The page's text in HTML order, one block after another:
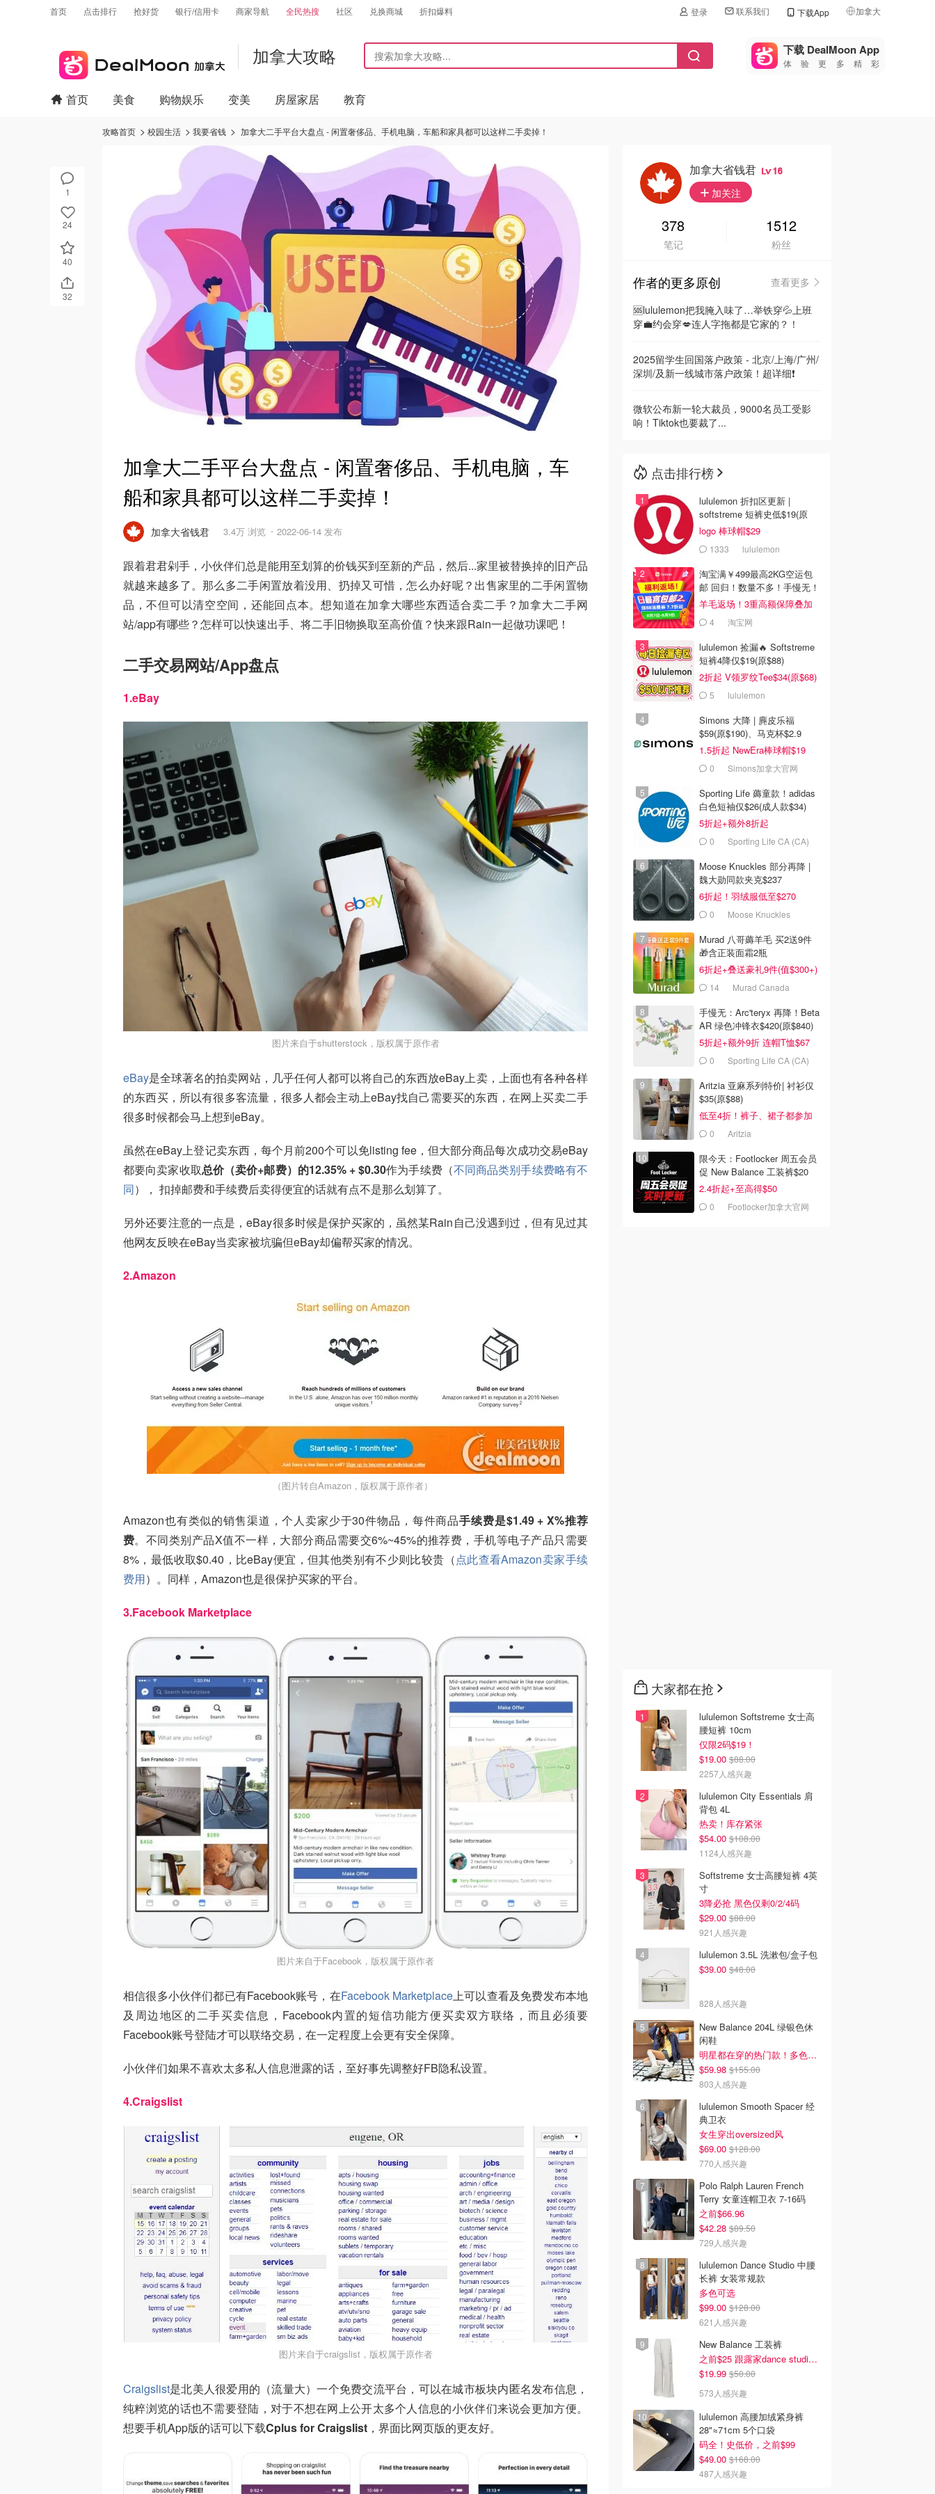
首页 点击排行 抢好货 银行/信用卡 商家导航 全民热搜 社区 兑换商城 折扣爆料 登录 联系我们 下载App 加拿大
🇺🇸
美国
🇨🇳中国
🇩🇪
🇮🇹
🇦🇺
🇳🇿新西兰
加拿大攻略 下载 DealMoon App
体验更多精彩
1
24
40
32
首页 美食 购物娱乐 变美 房屋家居 教育
攻略首页 校园生活 我要省钱 加拿大二手平台大盘点 - 闲置奢侈品、手机电脑，车船和家具都可以这样二手卖掉！
加拿大二手平台大盘点 - 闲置奢侈品、手机电脑，车
船和家具都可以这样二手卖掉！
加拿大省钱君 3.4万 浏览 2022-06-14 发布
跟着君君剁手，小伙伴们总是能用至划算的价钱买到至新的产品，然后...家里被替换掉的旧产品
就越来越多了。那么多二手闲置放着没用、扔掉又可惜，怎么办好呢？出售家里的二手闲置物
品，不但可以清空空间，还能回点本。想知道在加拿大哪些东西适合卖二手？加拿大二手网
站/app有哪些？怎样可以快速出手、将二手旧物换取至高价值？快来跟Rain一起做功课吧！
二手交易网站/App盘点
1.eBay
图片来自于shutterstock，版权属于原作者
eBay是全球著名的拍卖网站，几乎任何人都可以将自己的东西放eBay上卖，上面也有各种各样
的东西买，所以有很多客流量，很多人都会主动上eBay找自己需要买的东西，在网上买卖二手
很多时候都会马上想到eBay。
虽然在eBay上登记卖东西，每个月前200个可以免listing fee，但大部分商品每次成功交易eBay
都要向卖家收取总价（卖价+邮费）的12.35% + $0.30作为手续费（不同商品类别手续费略有不
同）， 扣掉邮费和手续费后卖得便宜的话就有点不是那么划算了。
另外还要注意的一点是，eBay很多时候是保护买家的，虽然某Rain自己没遇到过，但有见过其
他网友反映在eBay当卖家被坑骗但eBay却偏帮买家的情况。
2.Amazon
（图片转自Amazon，版权属于原作者）
Amazon也有类似的销售渠道，个人卖家少于30件物品，每件商品手续费是$1.49 + X%推荐
费。不同类别产品X值不一样，大部分商品需要交6%~45%的推荐费，手机等电子产品只需要
8%，最低收取$0.40，比eBay便宜，但其他类别有不少则比较贵（点此查看Amazon卖家手续
费用）。同样，Amazon也是很保护买家的平台。
3.Facebook Marketplace
图片来自于Facebook，版权属于原作者
相信很多小伙伴们都已有Facebook账号，在Facebook Marketplace上可以查看及免费发布本地
及周边地区的二手买卖信息，Facebook内置的短信功能方便买卖双方联络，而且必须要
Facebook账号登陆才可以联络交易，在一定程度上会更有安全保障。
小伙伴们如果不喜欢太多私人信息泄露的话，至好事先调整好FB隐私设置。
4.Craigslist
图片来自于craigslist，版权属于原作者
Craigslist是北美人很爱用的（流量大）一个免费交流平台，可以在城市板块内匿名发布信息，
纯粹浏览的话也不需要登陆，对于不想在网上公开太多个人信息的小伙伴们来说会更加方便。
想要手机App版的话可以下载Cplus for Craigslist ，界面比网页版的更友好。
加拿大省钱君 16
加关注
378
笔记
1512
粉丝
作者的更多原创
查看更多
🆘lululemon把我腌入味了…举铁穿💦上班
穿💼约会穿💋连人字拖都是它家的？！
2025留学生回国落户政策 - 北京/上海/广州/
深圳/及新一线城市落户政策！超详细❗
微软公布新一轮大裁员，9000名员工受影
响！Tiktok也要裁了...
点击排行榜
lululemon 折扣区更新 |
softstreme 短裤史低$19(原
$88)
logo 棒球帽$29
1333 lululemon
淘宝满￥499最高2KG空运包
邮 回归！数量不多！手慢无！
羊毛返场！3重高额保障叠加
4 淘宝网
lululemon 捡漏🔥 Softstreme
短裤4降仅$19(原$88)
2折起 V领罗纹Tee$34(原$68)
5 lululemon
Simons 大降 | 麂皮乐福
$59(原$190)、马克杯$2.9
1.5折起 NewEra棒球帽$19
0 Simons加拿大官网
Sporting Life 薅童款！adidas
白色短袖仅$26(成人款$34)
5折起+额外8折起
0 Sporting Life CA (CA)
Moose Knuckles 部分再降 |
魏大勋同款夹克$237
6折起！羽绒服低至$270
0 Moose Knuckles
Murad 八哥薅羊毛 买2送9件
🎁含正装面霜2瓶
6折起+叠送豪礼9件(值$300+)
14 Murad Canada
手慢无：Arc'teryx 再降！Beta
AR 绿色冲锋衣$420(原$840)
5折起+额外9折 连帽T恤$67
0 Sporting Life CA (CA)
Aritzia 亚麻系列特价| 衬衫仅
$35(原$88)
低至4折！裤子、裙子都参加
0 Aritzia
限今天：Footlocker 周五会员
促 New Balance 工装裤$20
2.4折起+至高得$50
0 Footlocker加拿大官网
大家都在抢
lululemon Softstreme 女士高
腰短裤 10cm
仅限2码$19！
$19.00 $88.00
2257人感兴趣
lululemon City Essentials 肩
背包 4L
热卖！库存紧张
$54.00 $108.00
1124人感兴趣
Softstreme 女士高腰短裤 4英
寸
3降必抢 黑色仅剩0/2/4码
$29.00 $88.00
921人感兴趣
lululemon 3.5L 洗漱包/盒子包
$39.00 $48.00
828人感兴趣
New Balance 204L 绿银色休
闲鞋
明星都在穿的热门款！多色可选 3.8折
$59.98 $155.00
803人感兴趣
lululemon Smooth Spacer 经
典卫衣
女生穿出oversized风
$69.00 $128.00
770人感兴趣
Polo Ralph Lauren French
Terry 女童连帽卫衣 7-16码
之前$66.96
$42.28 $89.50
729人感兴趣
lululemon Dance Studio 中腰
长裤 女装常规款
多色可选
$99.00 $128.00
621人感兴趣
New Balance 工装裤
之前$25 跟露家dance studio好像!补码了
$19.99 $50.00
573人感兴趣
lululemon 高腰加绒紧身裤
28"≈71cm 5个口袋
码全！史低价，之前$99
$49.00 $168.00
487人感兴趣